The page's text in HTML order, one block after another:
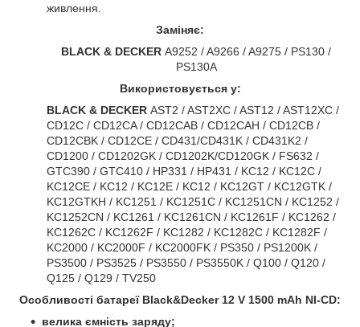
живлення.
Заміняє:
BLACK & DECKER A9252 / A9266 / A9275 / PS130 /
PS130A
Використовується у:
BLACK & DECKER AST2 / AST2XC / AST12 / AST12XC /
CD12C / CD12CA / CD12CAB / CD12CAH / CD12CB /
CD12CBK / CD12CE / CD431/CD431K / CD431K2 /
CD1200 / CD1202GK / CD1202K/CD120GK / FS632 /
GTC390 / GTC410 / HP331 / HP431 / KC12 / KC12C /
KC12CE / KC12 / KC12E / KC12 / KC12GT / KC12GTK /
KC12GTKH / KC1251 / KC1251C / KC1251CN / KC1252 /
KC1252CN / KC1261 / KC1261CN / KC1261F / KC1262 /
KC1262C / KC1262F / KC1282 / KC1282C / KC1282F /
KC2000 / KC2000F / KC2000FK / PS350 / PS1200K /
PS3500 / PS3525 / PS3550 / PS3550K / Q100 / Q120 /
Q125 / Q129 / TV250
Особливості батареї Black&Decker 12 V 1500 mAh NI-CD:
велика ємність заряду;